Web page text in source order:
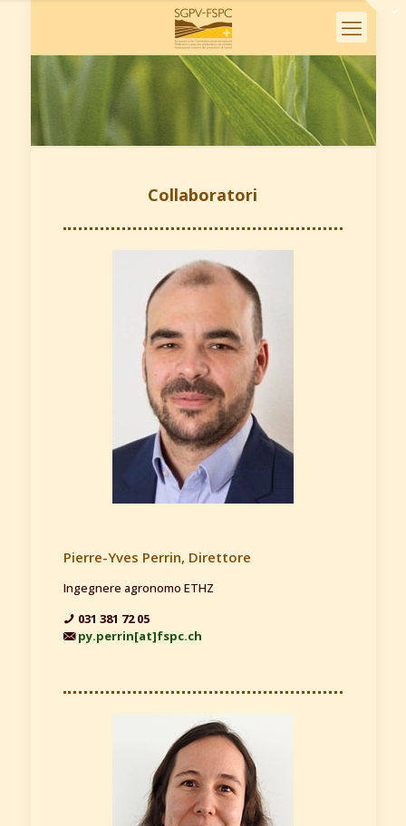
Collaboratori
Pierre-Yves Perrin, Direttore
Ingegnere agronomo ETHZ
031 381 72 05
py.perrin[at]fspc.ch